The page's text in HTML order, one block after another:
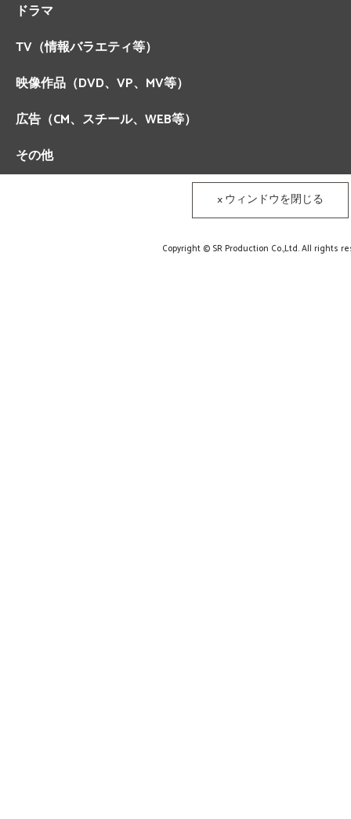
ドラマ
TV（情報バラエティ等）
映像作品（DVD、VP、MV等）
広告（CM、スチール、WEB等）
その他
× ウィンドウを閉じる
Copyright © SR Production Co.,Ltd. All rights